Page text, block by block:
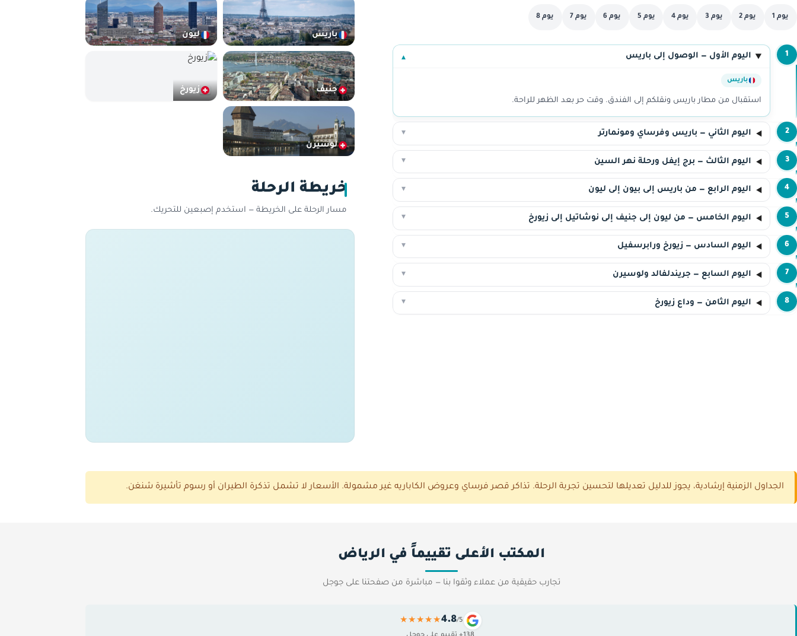
باريس ليون
جنيف زيورخ
لوسيرن
خريطة الرحلة
مسار الرحلة على الخريطة — استخدم إصبعين للتحريك.
يوم 1 يوم 2 يوم 3 يوم 4 يوم 5 يوم 6 يوم 7 يوم 8
1 اليوم الأول — الوصول إلى باريس ▾
باريس
استقبال من مطار باريس ونقلكم إلى الفندق. وقت حر بعد الظهر للراحة.
2 اليوم الثاني — باريس وفرساي ومونمارتر ▾
3 اليوم الثالث — برج إيفل ورحلة نهر السين ▾
4 اليوم الرابع — من باريس إلى بيون إلى ليون ▾
5 اليوم الخامس — من ليون إلى جنيف إلى نوشاتيل إلى زيورخ ▾
6 اليوم السادس — زيورخ ورابرسفيل ▾
7 اليوم السابع — جريندلفالد ولوسيرن ▾
8 اليوم الثامن — وداع زيورخ ▾
الجداول الزمنية إرشادية، يجوز للدليل تعديلها لتحسين تجربة الرحلة. تذاكر قصر فرساي وعروض الكاباريه غير مشمولة. الأسعار لا تشمل تذكرة الطيران أو رسوم تأشيرة شنغن.
المكتب الأعلى تقييماً في الرياض
تجارب حقيقية من عملاء وثقوا بنا — مباشرة من صفحتنا على جوجل
4.8/5
★★★★★